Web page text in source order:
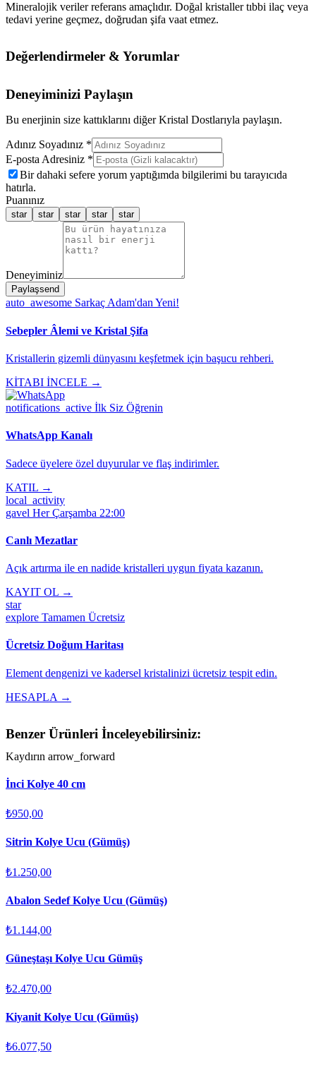
Mineralojik veriler referans amaçlıdır. Doğal kristaller tıbbi ilaç veya
tedavi yerine geçmez, doğrudan şifa vaat etmez.
Değerlendirmeler & Yorumlar
Deneyiminizi Paylaşın
Bu enerjinin size kattıklarını diğer Kristal Dostlarıyla paylaşın.
Adınız Soyadınız *
E-posta Adresiniz *
Bir dahaki sefere yorum yaptığımda bilgilerimi bu tarayıcıda
hatırla.
Puanınız
star star star star star
Deneyiminiz
Paylaşsend
auto_awesome Sarkaç Adam'dan Yeni!
Sebepler Âlemi ve Kristal Şifa
Kristallerin gizemli dünyasını keşfetmek için başucu rehberi.
KİTABI İNCELE →
notifications_active İlk Siz Öğrenin
WhatsApp Kanalı
Sadece üyelere özel duyurular ve flaş indirimler.
KATIL →
local_activity
gavel Her Çarşamba 22:00
Canlı Mezatlar
Açık artırma ile en nadide kristalleri uygun fiyata kazanın.
KAYIT OL →
star
explore Tamamen Ücretsiz
Ücretsiz Doğum Haritası
Element dengenizi ve kadersel kristalinizi ücretsiz tespit edin.
HESAPLA →
Benzer Ürünleri İnceleyebilirsiniz:
Kaydırın arrow_forward
İnci Kolye 40 cm
₺950,00
Sitrin Kolye Ucu (Gümüş)
₺1.250,00
Abalon Sedef Kolye Ucu (Gümüş)
₺1.144,00
Güneştaşı Kolye Ucu Gümüş
₺2.470,00
Kiyanit Kolye Ucu (Gümüş)
₺6.077,50